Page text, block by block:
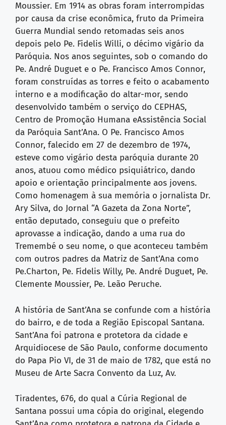
Moussier. Em 1914 as obras foram interrompidas
por causa da crise econômica, fruto da Primeira
Guerra Mundial sendo retomadas seis anos
depois pelo Pe. Fidelis Willi, o décimo vigário da
Paróquia. Nos anos seguintes, sob o comando do
Pe. André Duguet e o Pe. Francisco Amos Connor,
foram construídas as torres e feito o acabamento
interno e a modificação do altar-mor, sendo
desenvolvido também o serviço do CEPHAS,
Centro de Promoção Humana eAssistência Social
da Paróquia Sant’Ana. O Pe. Francisco Amos
Connor, falecido em 27 de dezembro de 1974,
esteve como vigário desta paróquia durante 20
anos, atuou como médico psiquiátrico, dando
apoio e orientação principalmente aos jovens.
Como homenagem à sua memória o jornalista Dr.
Ary Silva, do Jornal “A Gazeta da Zona Norte”,
então deputado, conseguiu que o prefeito
aprovasse a indicação, dando a uma rua do
Tremembé o seu nome, o que aconteceu também
com outros padres da Matriz de Sant’Ana como
Pe.Charton, Pe. Fidelis Willy, Pe. André Duguet, Pe.
Clemente Moussier, Pe. Leão Peruche.
A história de Sant’Ana se confunde com a história
do bairro, e de toda a Região Episcopal Santana.
Sant’Ana foi patrona e protetora da cidade e
Arquidiocese de São Paulo, conforme documento
do Papa Pio VI, de 31 de maio de 1782, que está no
Museu de Arte Sacra Convento da Luz, Av.
Tiradentes, 676, do qual a Cúria Regional de
Santana possui uma cópia do original, elegendo